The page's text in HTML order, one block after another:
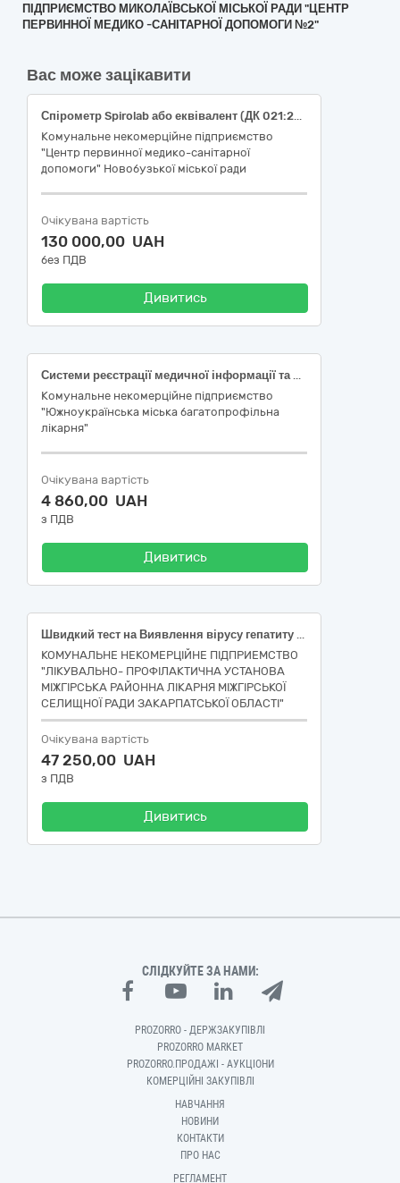
ПІДПРИЄМСТВО МИКОЛАЇВСЬКОЇ МІСЬКОЇ РАДИ "ЦЕНТР
ПЕРВИННОЇ МЕДИКО -САНІТАРНОЇ ДОПОМОГИ №2"
Вас може зацікавити
Спірометр Spirolab або еквівалент (ДК 021:2015: 33120000-7 «Системи реєстрації медичної інформації та дослідне обладнання»)
Комунальне некомерційне підприємство
"Центр первинної медико-санітарної
допомоги" Новобузької міської ради
Очікувана вартість
130 000,00 UAH
без ПДВ
Дивитись
Системи реєстрації медичної інформації та дослідне обладнання
Комунальне некомерційне підприємство
"Южноукраїнська міська багатопрофільна
лікарня"
Очікувана вартість
4 860,00 UAH
з ПДВ
Дивитись
Швидкий тест на Виявлення вірусу гепатиту С в Цільна кров, Тест-касета, специфічність від 95 %, чутливість від 95 % (код НК 024:2023 30829 - Набір для якісного та / або кількісного визначення загальних антитіл до вірусу гепатиту С (Hepatitis C), експрес аналіз; код НК 031:2024 W0105090202 – Антитіла до вірусу гепатиту С (HCV) – швидкі тести і тести на місці) , Швидкий тест на Виявлення антитіл до вірусу гепатиту В в Цільна кров, Тест-касета, специфічність від 95 %, чутливість від 95 % (НК 024:2023: 48321 — Вірус гепатиту B, поверхневий антиген IVD (діагностика in vitro), набір, імунохроматографічний тест. НК 031:2024: W0105090201 — Поверхневий антиген вірусу гепатиту В — швидкі тести і тести на місці), Тести швидкі для визначення інфекційних захворювань:Виявлення вірусу ВІЛ-1/ВІЛ-2,вірусу гепатиту С, антитіл до вірусу гепатиту В, бактерії сифілісу, ІХА, в Цільна кров, Специфічність: 95-100 %, Чутливість: 95-100 %, Тест-касета (НК 024:2023: 45188 — Вірус імунодефіциту людини 1/2 (HIV 1/2), антитіла IVD, експрес-аналіз. НК 031:2024: W0105010101 — Антитіла до ВІЛ-1/ВІЛ-2 — швидкі тести і тести на місці), Тести швидкі для визначення інфекційних захворювань:Виявлення бактерії Clostridium difficil (CDT(Clostridium difficile toxin A)),(CDT(Clostridium difficile toxin B)), ІХА, в : Фекалії, Специфічність: 95-100 %, Чутливість: 95-100 %,Тест-касета * НК 024:2023: 50831 — Бактерія Clostridium difficile, антигени IVD (діагностика in vitro), набір, імунохроматографічний тест, експрес-аналіз. НК 031:2024: W0105011802 — Виявлення токсину A/B C. Difficile), Комбінований тест на 10 наркотиків : амфетамін (AMP500)/кокаїн (COC300)/марихуану (ТНС50)/метамфетамін (MET500)/морфін (MOP300)/фенциклідин (PCP25)/бензодіазепін (BZO300)/екстазі (MDMA500)/метадон (MTD300)/барбітурати (BAR300) в сечі (код НК 024:2023 – 46994 – Множинні наркотики IVD (діагностика in vitro) набір імунохроматографічний аналіз, експрес аналіз, код НК 031:2024 - W0102040401 – Реагенти для виявлення декількох наркотичних /психотропних речовин).
КОМУНАЛЬНЕ НЕКОМЕРЦІЙНЕ ПІДПРИЕМСТВО
"ЛІКУВАЛЬНО- ПРОФІЛАКТИЧНА УСТАНОВА
МІЖГІРСЬКА РАЙОННА ЛІКАРНЯ МІЖГІРСЬКОЇ
СЕЛИЩНОЇ РАДИ ЗАКАРПАТСЬКОЇ ОБЛАСТІ"
Очікувана вартість
47 250,00 UAH
з ПДВ
Дивитись
СЛІДКУЙТЕ ЗА НАМИ:
PROZORRO - ДЕРЖЗАКУПІВЛІ
PROZORRO MARKET
PROZORRO.ПРОДАЖІ - АУКЦІОНИ
КОМЕРЦІЙНІ ЗАКУПІВЛІ
НАВЧАННЯ
НОВИНИ
КОНТАКТИ
ПРО НАС
РЕГЛАМЕНТ